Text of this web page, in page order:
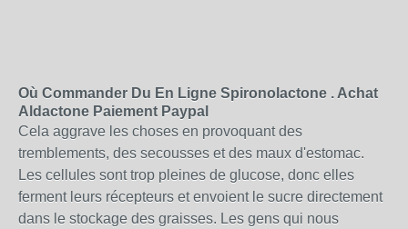
Où Commander Du En Ligne Spironolactone . Achat
Aldactone Paiement Paypal
Cela aggrave les choses en provoquant des
tremblements, des secousses et des maux d'estomac.
Les cellules sont trop pleines de glucose, donc elles
ferment leurs récepteurs et envoient le sucre directement
dans le stockage des graisses. Les gens qui nous